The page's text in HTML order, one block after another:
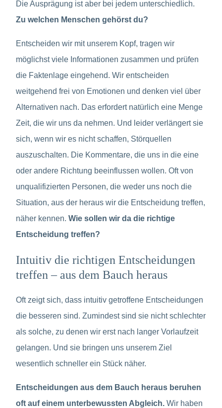
Die Ausprägung ist aber bei jedem unterschiedlich.
Zu welchen Menschen gehörst du?
Entscheiden wir mit unserem Kopf, tragen wir
möglichst viele Informationen zusammen und prüfen
die Faktenlage eingehend. Wir entscheiden
weitgehend frei von Emotionen und denken viel über
Alternativen nach. Das erfordert natürlich eine Menge
Zeit, die wir uns da nehmen. Und leider verlängert sie
sich, wenn wir es nicht schaffen, Störquellen
auszuschalten. Die Kommentare, die uns in die eine
oder andere Richtung beeinflussen wollen. Oft von
unqualifizierten Personen, die weder uns noch die
Situation, aus der heraus wir die Entscheidung treffen,
näher kennen. Wie sollen wir da die richtige
Entscheidung treffen?
Intuitiv die richtigen Entscheidungen
treffen – aus dem Bauch heraus
Oft zeigt sich, dass intuitiv getroffene Entscheidungen
die besseren sind. Zumindest sind sie nicht schlechter
als solche, zu denen wir erst nach langer Vorlaufzeit
gelangen. Und sie bringen uns unserem Ziel
wesentlich schneller ein Stück näher.
Entscheidungen aus dem Bauch heraus beruhen
oft auf einem unterbewussten Abgleich. Wir haben